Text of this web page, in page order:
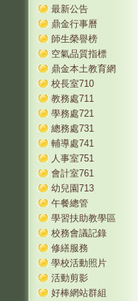
最新公告
鼎金行事曆
師生榮譽榜
空氣品質指標
鼎金本土教育網
校長室710
教務處711
學務處721
總務處731
輔導處741
人事室751
會計室761
幼兒園713
午餐總管
學習扶助教學區
校務會議記錄
修繕服務
學校活動照片
活動剪影
好棒網站群組